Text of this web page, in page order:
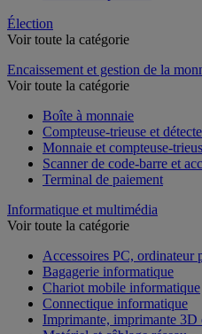
Élection
Encaissement et gestion de la
Boîte à monnaie
Compteuse-trieuse et
Monnaie et compteuse-
Scanner de code-barre et
Informatique et multimédia
Accessoires PC, ordinateur
Bagagerie informatique
Chariot mobile informatique
Connectique informatique